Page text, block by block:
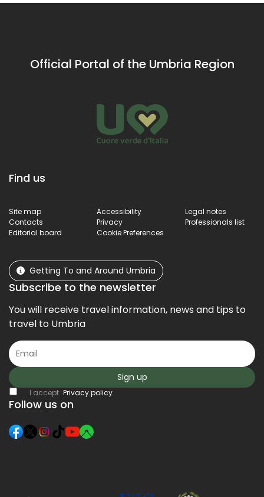
Official Portal of the Umbria Region
Find us
Site map Accessibility
Legal notes
Contacts
Privacy
Professionals list
Editorial board
Cookie Preferences
Getting To and Around Umbria
Subscribe to the newsletter
You will receive travel information, news and tips to
travel to Umbria
Sign up
I accept Privacy policy
Follow us on